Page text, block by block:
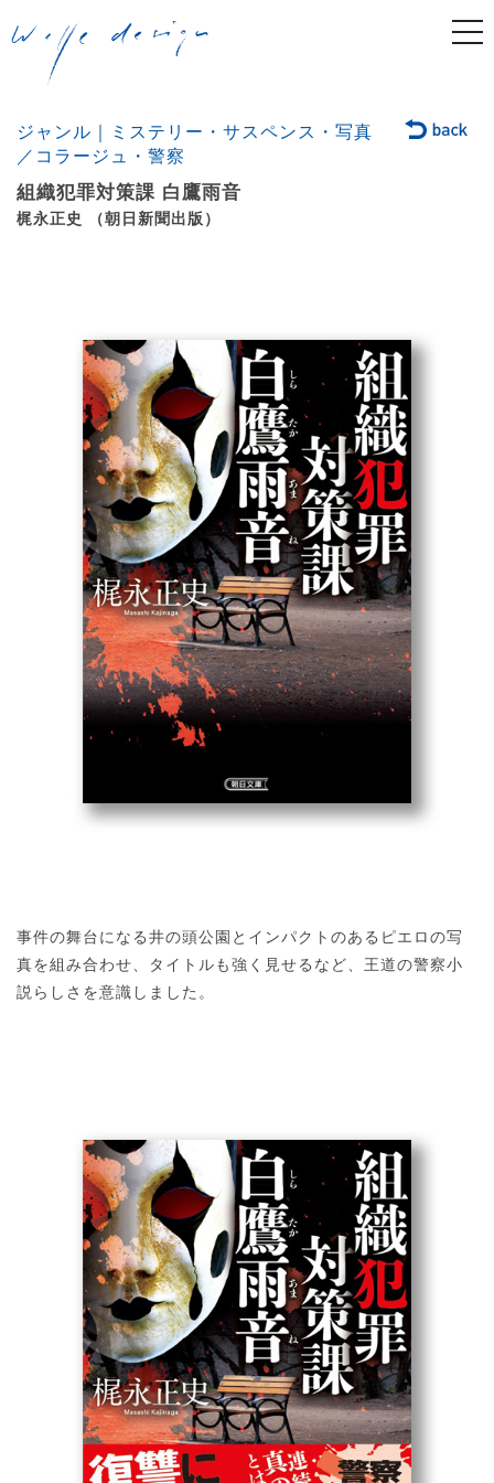
ジャンル｜ミステリー・サスペンス・写真
／コラージュ・警察
組織犯罪対策課 白鷹雨音
梶永正史 （朝日新聞出版）
事件の舞台になる井の頭公園とインパクトのあるピエロの写
真を組み合わせ、タイトルも強く見せるなど、王道の警察小
説らしさを意識しました。